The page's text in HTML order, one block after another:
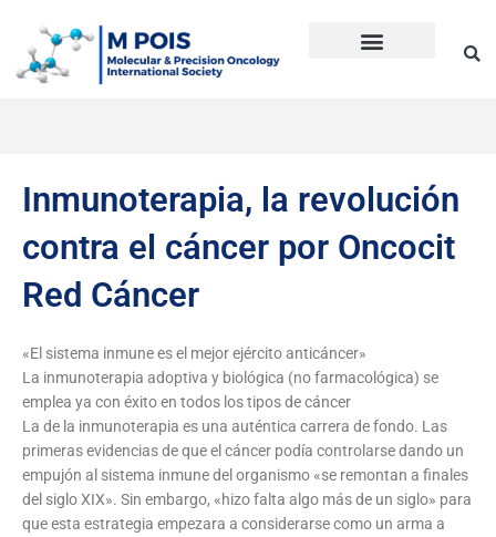
contenido
Inmunoterapia, la revolución
contra el cáncer por Oncocit
Red Cáncer
«El sistema inmune es el mejor ejército anticáncer»
La inmunoterapia adoptiva y biológica (no farmacológica) se
emplea ya con éxito en todos los tipos de cáncer
La de la inmunoterapia es una auténtica carrera de fondo. Las
primeras evidencias de que el cáncer podía controlarse dando un
empujón al sistema inmune del organismo «se remontan a finales
del siglo XIX». Sin embargo, «hizo falta algo más de un siglo» para
que esta estrategia empezara a considerarse como un arma a